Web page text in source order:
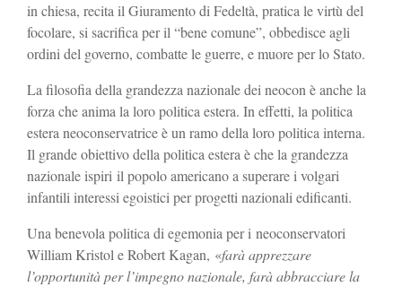
in chiesa, recita il Giuramento di Fedeltà, pratica le virtù del
focolare, si sacrifica per il “bene comune”, obbedisce agli
ordini del governo, combatte le guerre, e muore per lo Stato.
La filosofia della grandezza nazionale dei neocon è anche la
forza che anima la loro politica estera. In effetti, la politica
estera neoconservatrice è un ramo della loro politica interna.
Il grande obiettivo della politica estera è che la grandezza
nazionale ispiri il popolo americano a superare i volgari
infantili interessi egoistici per progetti nazionali edificanti.
Una benevola politica di egemonia per i neoconservatori
William Kristol e Robert Kagan, «farà apprezzare
l’opportunità per l’impegno nazionale, farà abbracciare la